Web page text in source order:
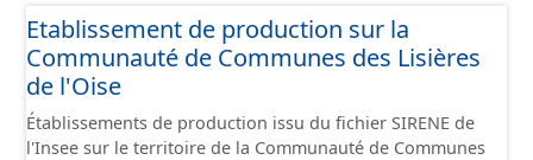
Etablissement de production sur la
Communauté de Communes des Lisières
de l'Oise
Établissements de production issu du fichier SIRENE de
l'Insee sur le territoire de la Communauté de Communes